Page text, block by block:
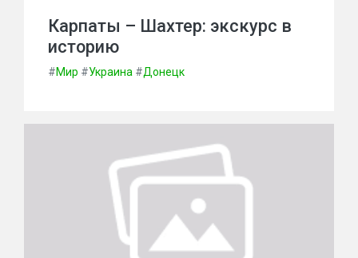
Карпаты – Шахтер: экскурс в
историю
#Мир #Украина #Донецк